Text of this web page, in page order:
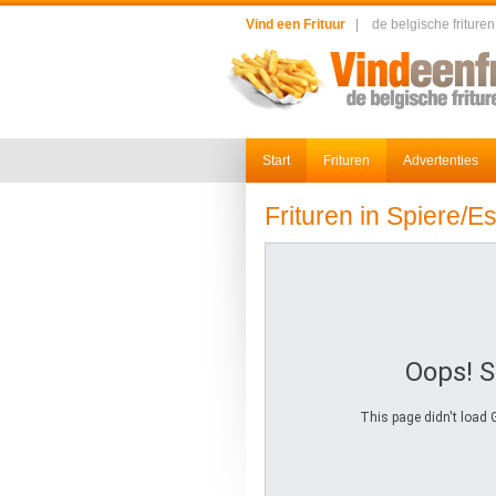
Vind een Frituur de belgische
Start Frituren Advertenties
Frituren in Spiere/
Oops!
This page didn't load